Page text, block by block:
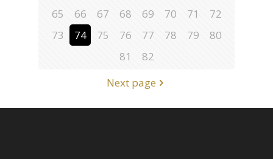
65
66 67 68 69 70 71
72
73
74 75 76 77 78 79
80
81
82
Next page